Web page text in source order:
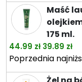
Maść
175 ml.
44.99 zł Pierwotna
cena
wynosiła:
39.89 zł
Poprzednia